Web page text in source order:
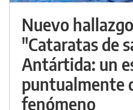
Nuevo
"Cataratas de
Antártida: un
puntualmente
fenómeno